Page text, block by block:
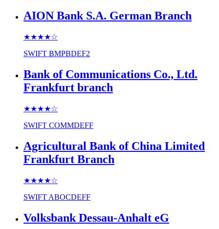
AION Bank S.A. German Branch
★★★★☆
SWIFT BMPBDEF2
Bank of Communications Co., Ltd.
Frankfurt branch
★★★★☆
SWIFT COMMDEFF
Agricultural Bank of China Limited
Frankfurt Branch
★★★★☆
SWIFT ABOCDEFF
Volksbank Dessau-Anhalt eG